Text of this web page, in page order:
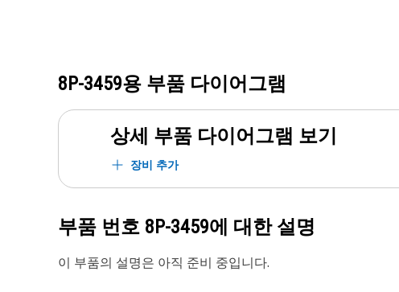
8P-3459용 부품 다이어그램
상세 부품 다이어그램 보기
장비 추가
부품 번호 8P-3459에 대한 설명
이 부품의 설명은 아직 준비 중입니다.